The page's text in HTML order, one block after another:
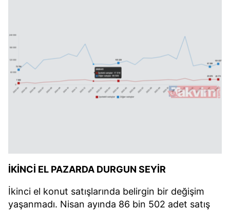
İKİNCİ EL PAZARDA DURGUN SEYİR
İkinci el konut satışlarında belirgin bir değişim
yaşanmadı. Nisan ayında 86 bin 502 adet satış